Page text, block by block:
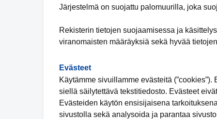
Järjestelmä on suojattu palomuurilla, joka
Rekisterin tietojen suojaamisessa ja
viranomaisten määräyksiä sekä hyvää
Evästeet
Käytämme sivuillamme evästeitä
siellä säilytettävä tekstitiedosto. Evästeet
Evästeiden käytön ensisijaisena
sivustolla sekä analysoida ja parantaa